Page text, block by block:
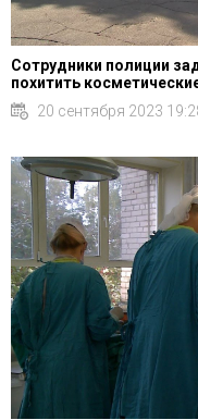
Сотрудники полиции
похитить
20 сентября 2023